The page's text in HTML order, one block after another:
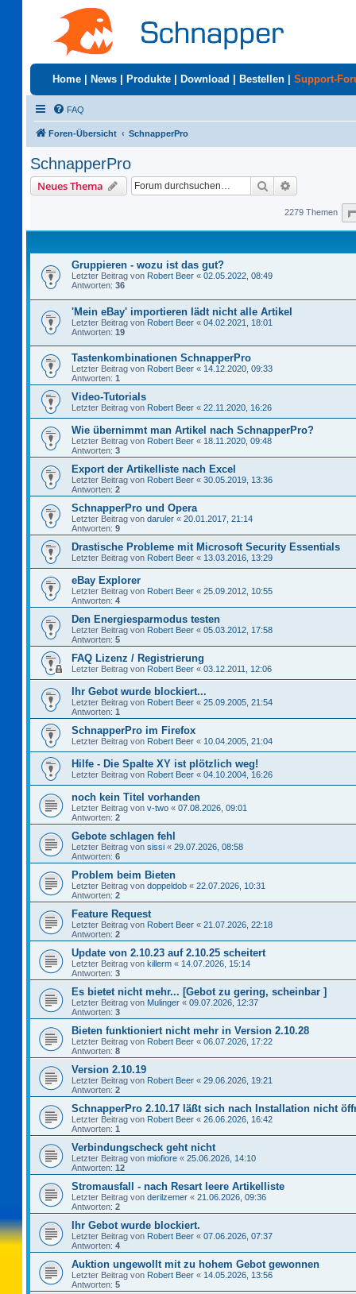
Home News Produkte Download Bestellen Support-
FAQ
Foren-Übersicht SchnapperPro
SchnapperPro
Neues Thema Suche
2279 Themen
Gruppieren - wozu ist das gut?
Letzter Beitrag von Robert Beer « 02.05.2022, 08:49
Antworten: 36
'Mein eBay' importieren lädt nicht alle Artikel
Letzter Beitrag von Robert Beer « 04.02.2021, 18:01
Antworten: 19
Tastenkombinationen SchnapperPro
Letzter Beitrag von Robert Beer « 14.12.2020, 09:33
Antworten: 1
Video-Tutorials
Letzter Beitrag von Robert Beer « 22.11.2020, 16:26
Wie übernimmt man Artikel nach SchnapperPro?
Letzter Beitrag von Robert Beer « 18.11.2020, 09:48
Antworten: 3
Export der Artikelliste nach Excel
Letzter Beitrag von Robert Beer « 30.05.2019, 13:36
Antworten: 2
SchnapperPro und Opera
Letzter Beitrag von daruler « 20.01.2017, 21:14
Antworten: 9
Drastische Probleme mit Microsoft Security Essentials
Letzter Beitrag von Robert Beer « 13.03.2016, 13:29
eBay Explorer
Letzter Beitrag von Robert Beer « 25.09.2012, 10:55
Antworten: 4
Den Energiesparmodus testen
Letzter Beitrag von Robert Beer « 05.03.2012, 17:58
Antworten: 5
FAQ Lizenz / Registrierung
Letzter Beitrag von Robert Beer « 03.12.2011, 12:06
Ihr Gebot wurde blockiert...
Letzter Beitrag von Robert Beer « 25.09.2005, 21:54
Antworten: 1
SchnapperPro im Firefox
Letzter Beitrag von Robert Beer « 10.04.2005, 21:04
Hilfe - Die Spalte XY ist plötzlich weg!
Letzter Beitrag von Robert Beer « 04.10.2004, 16:26
noch kein Titel vorhanden
Letzter Beitrag von v-two « 07.08.2026, 09:01
Antworten: 2
Gebote schlagen fehl
Letzter Beitrag von sissi « 29.07.2026, 08:58
Antworten: 6
Problem beim Bieten
Letzter Beitrag von doppeldob « 22.07.2026, 10:31
Antworten: 2
Feature Request
Letzter Beitrag von Robert Beer « 21.07.2026, 22:18
Antworten: 2
Update von 2.10.23 auf 2.10.25 scheitert
Letzter Beitrag von killerm « 14.07.2026, 15:14
Antworten: 3
Es bietet nicht mehr... [Gebot zu gering, scheinbar ]
Letzter Beitrag von Mulinger « 09.07.2026, 12:37
Antworten: 3
Bieten funktioniert nicht mehr in Version 2.10.28
Letzter Beitrag von Robert Beer « 06.07.2026, 17:22
Antworten: 8
Version 2.10.19
Letzter Beitrag von Robert Beer « 29.06.2026, 19:21
Antworten: 2
SchnapperPro 2.10.17 läßt sich nach Installation nicht
Letzter Beitrag von Robert Beer « 26.06.2026, 16:42
Antworten: 1
Verbindungscheck geht nicht
Letzter Beitrag von miofiore « 25.06.2026, 14:10
Antworten: 12
Stromausfall - nach Resart leere Artikelliste
Letzter Beitrag von derilzemer « 21.06.2026, 09:36
Antworten: 2
Ihr Gebot wurde blockiert.
Letzter Beitrag von Robert Beer « 07.06.2026, 07:37
Antworten: 4
Auktion ungewollt mit zu hohem Gebot gewonnen
Letzter Beitrag von Robert Beer « 14.05.2026, 13:56
Antworten: 5